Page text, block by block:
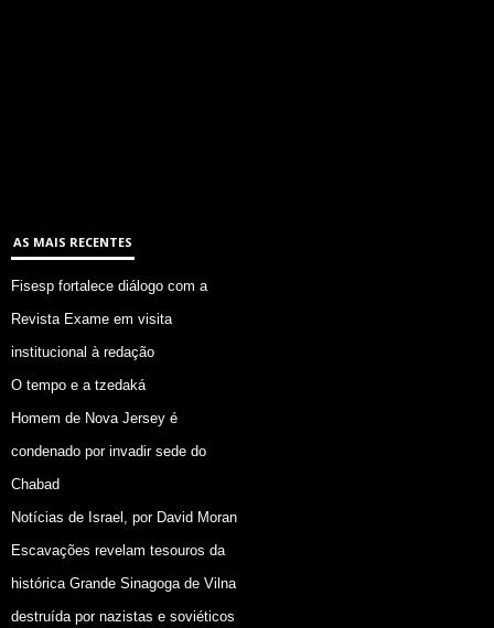
AS MAIS RECENTES
Fisesp fortalece diálogo com a
Revista Exame em visita
institucional à redação
O tempo e a tzedaká
Homem de Nova Jersey é
condenado por invadir sede do
Chabad
Notícias de Israel, por David Moran
Escavações revelam tesouros da
histórica Grande Sinagoga de Vilna
destruída por nazistas e soviéticos